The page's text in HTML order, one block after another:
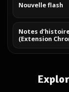
Nouvelle flash
Notes
(Extension